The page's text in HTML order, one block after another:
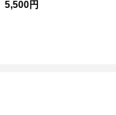
5,500円